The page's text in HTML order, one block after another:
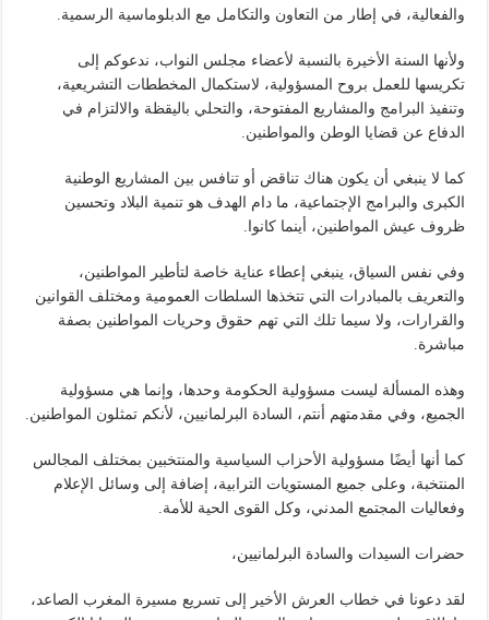
والفعالية، في إطار من التعاون والتكامل مع الدبلوماسية الرسمية.
ولأنها السنة الأخيرة بالنسبة لأعضاء مجلس النواب، ندعوكم إلى
تكريسها للعمل بروح المسؤولية، لاستكمال المخططات التشريعية،
وتنفيذ البرامج والمشاريع المفتوحة، والتحلي باليقظة والالتزام في
الدفاع عن قضايا الوطن والمواطنين.
كما لا ينبغي أن يكون هناك تناقض أو تنافس بين المشاريع الوطنية
الكبرى والبرامج الإجتماعية، ما دام الهدف هو تنمية البلاد وتحسين
ظروف عيش المواطنين، أينما كانوا.
وفي نفس السياق، ينبغي إعطاء عناية خاصة لتأطير المواطنين،
والتعريف بالمبادرات التي تتخذها السلطات العمومية ومختلف القوانين
والقرارات، ولا سيما تلك التي تهم حقوق وحريات المواطنين بصفة
مباشرة.
وهذه المسألة ليست مسؤولية الحكومة وحدها، وإنما هي مسؤولية
الجميع، وفي مقدمتهم أنتم، السادة البرلمانيين، لأنكم تمثلون المواطنين.
كما أنها أيضًا مسؤولية الأحزاب السياسية والمنتخبين بمختلف المجالس
المنتخبة، وعلى جميع المستويات الترابية، إضافة إلى وسائل الإعلام
وفعاليات المجتمع المدني، وكل القوى الحية للأمة.
حضرات السيدات والسادة البرلمانيين،
لقد دعونا في خطاب العرش الأخير إلى تسريع مسيرة المغرب الصاعد،